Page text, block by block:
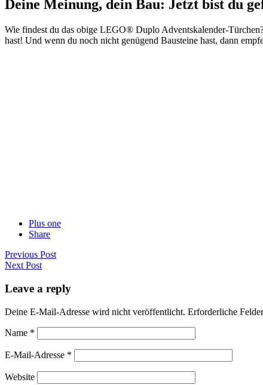
Deine Meinung, dein Bau: Jetzt bist du
Wie findest du das obige LEGO® Duplo Adventskalender-
hast! Und wenn du noch nicht genügend Bausteine hast, dann
Plus one
Share
Previous Post
Next Post
Leave a reply
Deine E-Mail-Adresse wird nicht veröffentlicht. Erforderliche
Name *
E-Mail-Adresse *
Website